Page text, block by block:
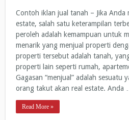
Contoh iklan jual tanah – Jika Anda
estate, salah satu keterampilan
peroleh adalah kemampuan untuk
menarik yang menjual properti
properti tersebut adalah tanah,
properti lain seperti rumah,
Gagasan “menjual” adalah sesuatu
orang takut akan real estate. Anda …
Read More »